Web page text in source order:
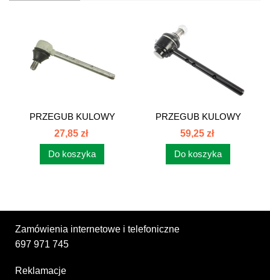
PRZEGUB KULOWY
LEWY MASSEY...
27,85 zł
Do koszyka
PRZEGUB KULOWY
PRAWY MASSEY...
59,25 zł
Do koszyka
Zamówienia internetowe i telefoniczne
697 971 745
Reklamacje